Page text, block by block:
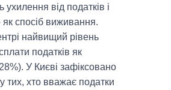
від податків і
як спосіб виживання.
найвищий рівень
податків як
У Києві зафіксовано
тих, хто вважає податки